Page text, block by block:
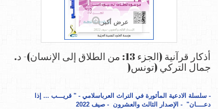
عرض أكبر
أذكار قرآنية (الجزء 13: من الطلاق إلى الإنسان)- د.
جمال التركي (تونس(
- سلسلة الادعية المأثورة في التراث العرباسلامي - " قريـــب ... إذا
دعــــان" - الإصدار الثالث و العشرون - صيف 2022